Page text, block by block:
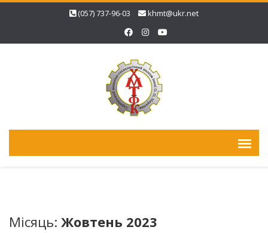
(057) 737-96-03 khmt@ukr.net
Місяць: Жовтень 2023